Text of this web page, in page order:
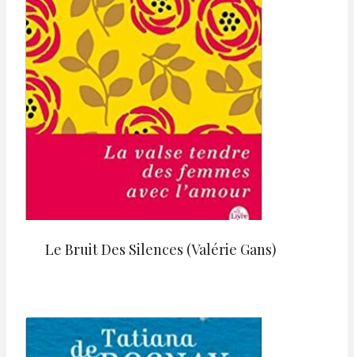
Le Bruit Des Silences (Valérie Gans)